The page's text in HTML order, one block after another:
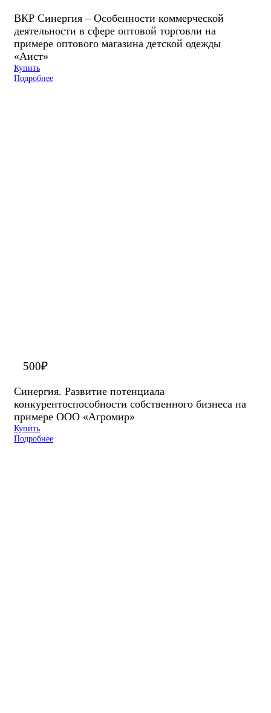
ВКР Синергия – Особенности коммерческой
деятельности в сфере оптовой торговли на
примере оптового магазина детской одежды
«Аист»
Купить
Подробнее
500₽
Синергия. Развитие потенциала
конкурентоспособности собственного бизнеса на
примере ООО «Агромир»
Купить
Подробнее